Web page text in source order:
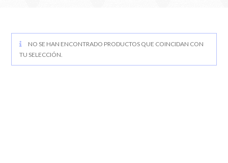
NO SE HAN ENCONTRADO PRODUCTOS QUE COINCIDAN CON
TU SELECCIÓN.